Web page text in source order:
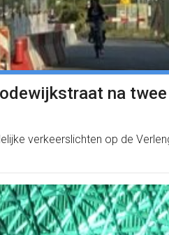
na twee
verkeerslichten op de